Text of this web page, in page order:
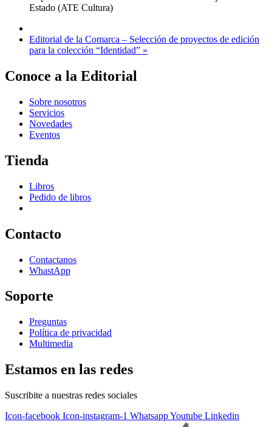
Estado (ATE Cultura)
Editorial de la Comarca – Selección de proyectos de edición
para la colección “Identidad” »
Conoce a la Editorial
Sobre nosotros
Servicios
Novedades
Eventos
Tienda
Libros
Pedido de libros
Contacto
Contactanos
WhastApp
Soporte
Preguntas
Política de privacidad
Multimedia
Estamos en las redes
Suscribite a nuestras redes sociales
Icon-facebook Icon-instagram-1 WhatsappYoutube Linkedin